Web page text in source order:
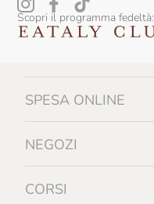
Scopri il programma fedeltà:
SPESA ONLINE
NEGOZI
CORSI